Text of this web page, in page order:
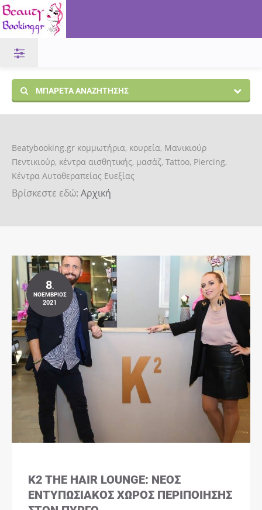
ΜΠΑΡΈΤΑ ΑΝΑΖΉΤΗΣΗΣ
Beatybooking.gr κομμωτήρια, κουρεία, Μανικιούρ
Πεντικιούρ, κέντρα αισθητικής, μασάζ, Tattoo, Piercing,
Κέντρα Αυτοθεραπείας Ευεξίας
Βρίσκεστε εδώ: Αρχική
8.
ΝΟΈΜΒΡΙΟΣ
2021
K2 THE HAIR LOUNGE: ΝΈΟΣ
ΕΝΤΥΠΩΣΙΑΚΌΣ ΧΏΡΟΣ ΠΕΡΙΠΟΊΗΣΗΣ